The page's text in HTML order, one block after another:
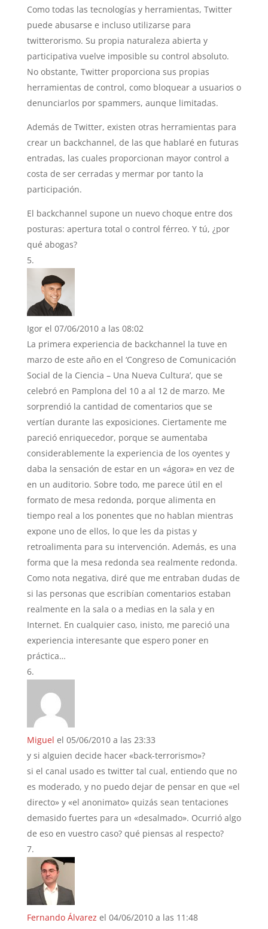
Como todas las tecnologías y herramientas, Twitter
puede abusarse e incluso utilizarse para
twitterorismo. Su propia naturaleza abierta y
participativa vuelve imposible su control absoluto.
No obstante, Twitter proporciona sus propias
herramientas de control, como bloquear a usuarios o
denunciarlos por spammers, aunque limitadas.
Además de Twitter, existen otras herramientas para
crear un backchannel, de las que hablaré en futuras
entradas, las cuales proporcionan mayor control a
costa de ser cerradas y mermar por tanto la
participación.
El backchannel supone un nuevo choque entre dos
posturas: apertura total o control férreo. Y tú, ¿por
qué abogas?
Igor el 07/06/2010 a las 08:02
La primera experiencia de backchannel la tuve en
marzo de este año en el ‘Congreso de Comunicación
Social de la Ciencia – Una Nueva Cultura’, que se
celebró en Pamplona del 10 a al 12 de marzo. Me
sorprendió la cantidad de comentarios que se
vertían durante las exposiciones. Ciertamente me
pareció enriquecedor, porque se aumentaba
considerablemente la experiencia de los oyentes y
daba la sensación de estar en un «ágora» en vez de
en un auditorio. Sobre todo, me parece útil en el
formato de mesa redonda, porque alimenta en
tiempo real a los ponentes que no hablan mientras
expone uno de ellos, lo que les da pistas y
retroalimenta para su intervención. Además, es una
forma que la mesa redonda sea realmente redonda.
Como nota negativa, diré que me entraban dudas de
si las personas que escribían comentarios estaban
realmente en la sala o a medias en la sala y en
Internet. En cualquier caso, inisto, me pareció una
experiencia interesante que espero poner en
práctica…
Miguel el 05/06/2010 a las 23:33
y si alguien decide hacer «back-terrorismo»?
si el canal usado es twitter tal cual, entiendo que no
es moderado, y no puedo dejar de pensar en que «el
directo» y «el anonimato» quizás sean tentaciones
demasido fuertes para un «desalmado». Ocurrió algo
de eso en vuestro caso? qué piensas al respecto?
Fernando Álvarez el 04/06/2010 a las 11:48